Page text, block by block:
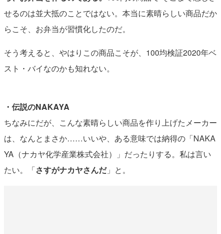
せるのは並大抵のことではない。本当に素晴らしい商品だか
らこそ、お弁当が習慣化したのだ。
そう考えると、やはりこの商品こそが、100均検証2020年ベ
スト・バイなのかも知れない。
・伝説のNAKAYA
ちなみにだが、こんな素晴らしい商品を作り上げたメーカー
は、なんとまさか……いいや、ある意味では納得の「NAKA
YA（ナカヤ化学産業株式会社）」だったりする。私は言い
たい。「さすがナカヤさんだ」と。